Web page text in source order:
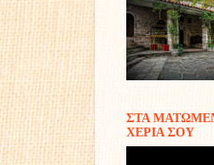
ΣΤΑ
ΧΕΡΙΑ ΣΟΥ